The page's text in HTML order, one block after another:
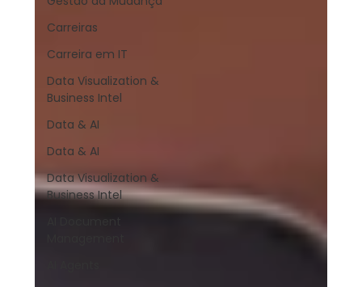
Carreiras
Carreira em IT
Data Visualization &
Business Intel
Data & AI
Data & AI
Data Visualization &
Business Intel